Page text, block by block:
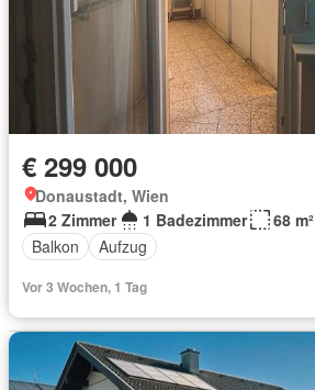
€ 299 000
Donaustadt, Wien
2 Zimmer
1 Badezimmer
68 m²
Balkon
Aufzug
Vor 3 Wochen, 1 Tag